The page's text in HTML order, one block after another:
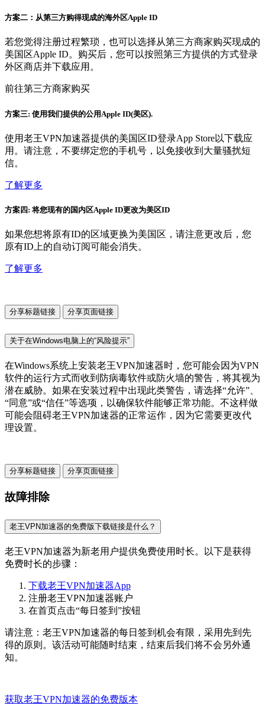
方案二：从第三方购得现成的海外区Apple ID
若您觉得注册过程繁琐，也可以选择从第三方商家购买现成的
美国区Apple ID。购买后，您可以按照第三方提供的方式登录
外区商店并下载应用。
前往第三方商家购买
方案三: 使用我们提供的公用Apple ID(美区).
使用老王VPN加速器提供的美国区ID登录App Store以下载应
用。请注意，不要绑定您的手机号，以免接收到大量骚扰短
信。
了解更多
方案四: 将您现有的国内区Apple ID更改为美区ID
如果您想将原有ID的区域更换为美国区，请注意更改后，您
原有ID上的自动订阅可能会消失。
了解更多
分享标题链接 分享页面链接
关于在Windows电脑上的“风险提示”
在Windows系统上安装老王VPN加速器时，您可能会因为VPN
软件的运行方式而收到防病毒软件或防火墙的警告，将其视为
潜在威胁。如果在安装过程中出现此类警告，请选择“允许”、
“同意”或“信任”等选项，以确保软件能够正常功能。不这样做
可能会阻碍老王VPN加速器的正常运作，因为它需要更改代
理设置。
分享标题链接 分享页面链接
故障排除
老王VPN加速器的免费版下载链接是什么？
老王VPN加速器为新老用户提供免费使用时长。以下是获得
免费时长的步骤：
下载老王VPN加速器App
注册老王VPN加速器账户
在首页点击“每日签到”按钮
请注意：老王VPN加速器的每日签到机会有限，采用先到先
得的原则。该活动可能随时结束，结束后我们将不会另外通
知。
获取老王VPN加速器的免费版本